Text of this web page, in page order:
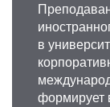
в
формирует